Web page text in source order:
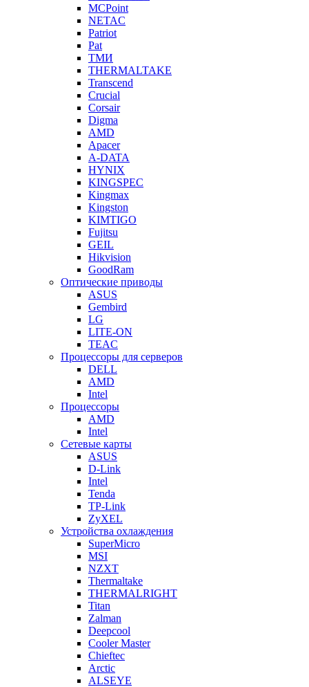
MCPoint
NETAC
Patriot
Pat
ТМИ
THERMALTAKE
Transcend
Crucial
Corsair
Digma
AMD
Apacer
A-DATA
HYNIX
KINGSPEC
Kingmax
Kingston
KIMTIGO
Fujitsu
GEIL
Hikvision
GoodRam
Оптические приводы
ASUS
Gembird
LG
LITE-ON
TEAC
Процессоры для серверов
DELL
AMD
Intel
Процессоры
AMD
Intel
Сетевые карты
ASUS
D-Link
Intel
Tenda
TP-Link
ZyXEL
Устройства охлаждения
SuperMicro
MSI
NZXT
Thermaltake
THERMALRIGHT
Titan
Zalman
Deepcool
Cooler Master
Chieftec
Arctic
ALSEYE